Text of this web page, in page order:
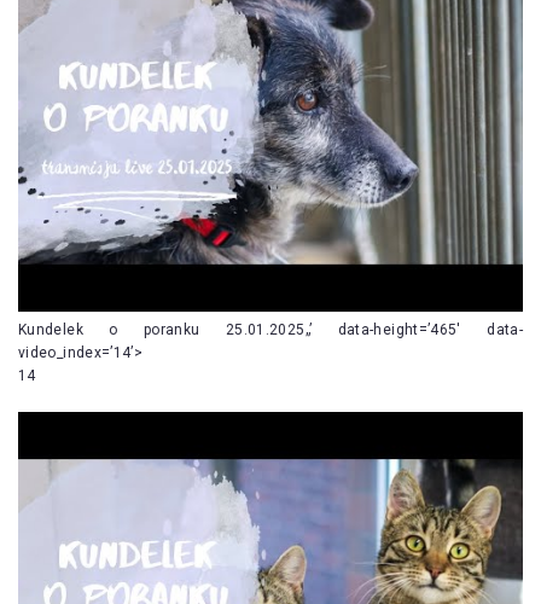
Kundelek o poranku 25.01.2025„’ data-height=’465′ data-
video_index=’14’>
14